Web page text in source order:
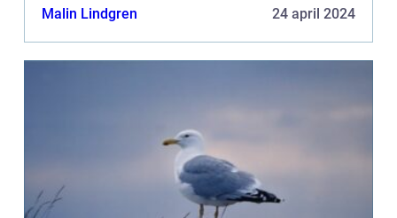
Malin Lindgren 24 april 2024